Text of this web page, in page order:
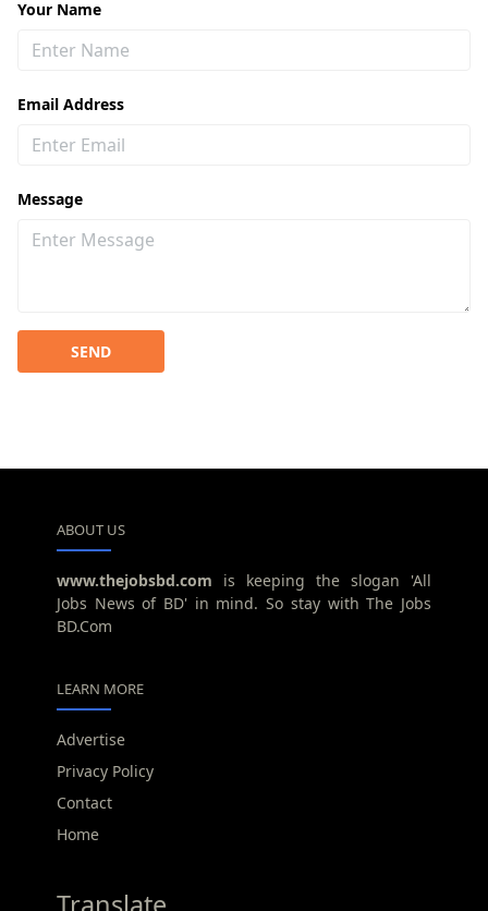
Your Name
Email Address
Message
SEND
ABOUT US
www.thejobsbd.com is keeping the slogan 'All
Jobs News of BD' in mind. So stay with The Jobs
BD.Com
LEARN MORE
Advertise
Privacy Policy
Contact
Home